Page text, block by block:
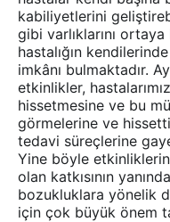
kabiliyetlerini
gibi varlıklarını
hastalığın
imkânı bulmaktadır.
etkinlikler,
hissetmesine ve bu
görmelerine ve
tedavi süreçlerine
Yine böyle
olan katkısının
bozukluklara yönelik
için çok büyük önem